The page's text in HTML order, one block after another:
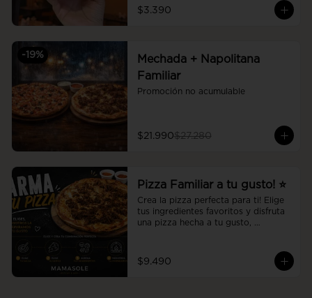
$3.390
-19%
Mechada + Napolitana
Familiar
Promoción no acumulable
$21.990$27.280
Pizza Familiar a tu gusto! ⭐
Crea la pizza perfecta para ti! Elige
tus ingredientes favoritos y disfruta
una pizza hecha a tu gusto,
$9.490